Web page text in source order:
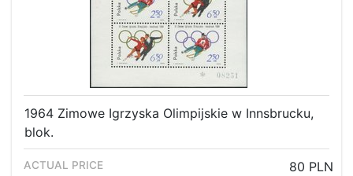
1964 Zimowe Igrzyska Olimpijskie w Innsbrucku,
blok.
80 PLN